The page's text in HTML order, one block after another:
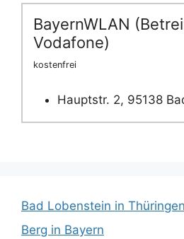
BayernWLAN
Vodafone)
kostenfrei
Hauptstr. 2, 95138
Bad Lobenstein in Thüringen
Berg in Bayern